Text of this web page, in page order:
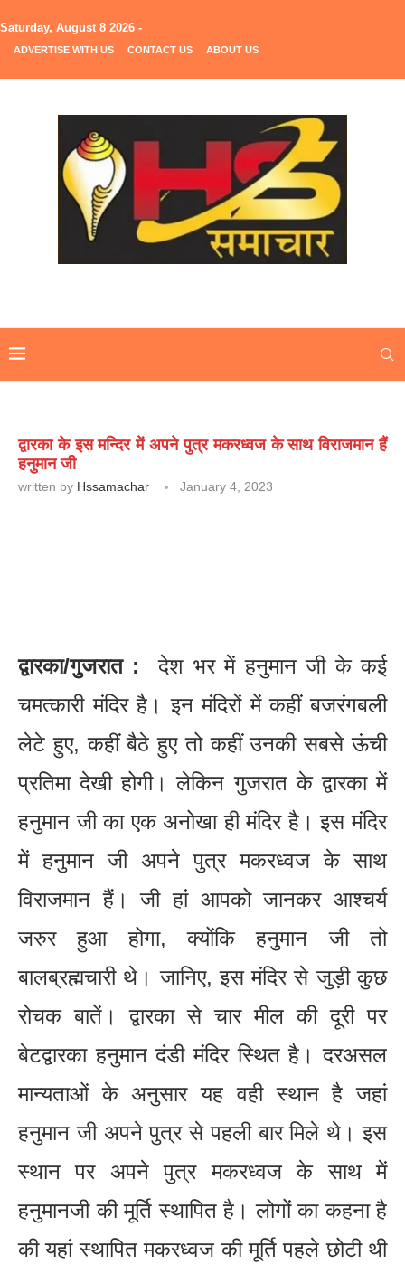
Saturday, August 8 2026 -
ADVERTISE WITH US CONTACT US ABOUT US
द्वारका के इस मन्दिर में अपने पुत्र मकरध्वज के साथ विराजमान हैं
हनुमान जी
written by Hssamachar January 4, 2023
द्वारका/गुजरात :
देश भर में हनुमान जी के कई
चमत्कारी मंदिर है। इन मंदिरों में कहीं बजरंगबली
लेटे हुए, कहीं बैठे हुए तो कहीं उनकी सबसे ऊंची
प्रतिमा देखी होगी। लेकिन गुजरात के द्वारका में
हनुमान जी का एक अनोखा ही मंदिर है। इस मंदिर
में हनुमान जी अपने पुत्र मकरध्वज के साथ
विराजमान हैं। जी हां आपको जानकर आश्चर्य
जरुर हुआ होगा, क्योंकि हनुमान जी तो
बालब्रह्मचारी थे। जानिए, इस मंदिर से जुड़ी कुछ
रोचक बातें। द्वारका से चार मील की दूरी पर
बेटद्वारका हनुमान दंडी मंदिर स्थित है। दरअसल
मान्यताओं के अनुसार यह वही स्थान है जहां
हनुमान जी अपने पुत्र से पहली बार मिले थे। इस
स्थान पर अपने पुत्र मकरध्वज के साथ में
हनुमानजी की मूर्ति स्थापित है। लोगों का कहना है
की यहां स्थापित मकरध्वज की मूर्ति पहले छोटी थी